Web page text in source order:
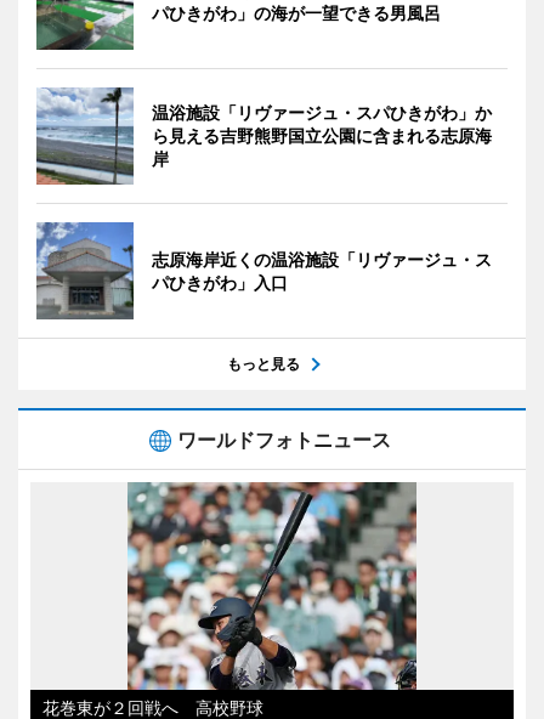
パひきがわ」の海が一望できる男風呂
温浴施設「リヴァージュ・スパひきがわ」か
ら見える吉野熊野国立公園に含まれる志原海
岸
志原海岸近くの温浴施設「リヴァージュ・ス
パひきがわ」入口
もっと見る
ワールドフォトニュース
花巻東が２回戦へ 高校野球